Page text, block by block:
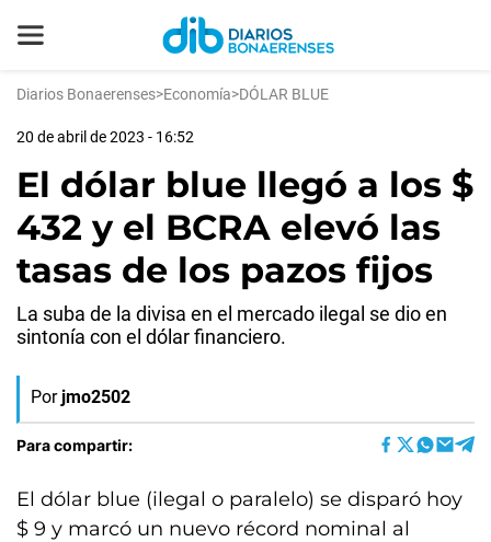
Diarios Bonaerenses>Economía>DÓLAR BLUE
20 de abril de 2023 - 16:52
El dólar blue llegó a los $
432 y el BCRA elevó las
tasas de los pazos fijos
La suba de la divisa en el mercado ilegal se dio en
sintonía con el dólar financiero.
Por jmo2502
Para compartir:
El dólar blue (ilegal o paralelo) se disparó hoy
$ 9 y marcó un nuevo récord nominal al